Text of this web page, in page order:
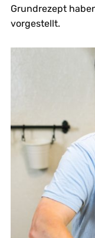
Grundrezept
vorgestellt.